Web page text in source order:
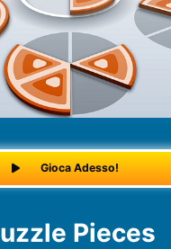
Gioca Adesso!
Puzzle Pieces